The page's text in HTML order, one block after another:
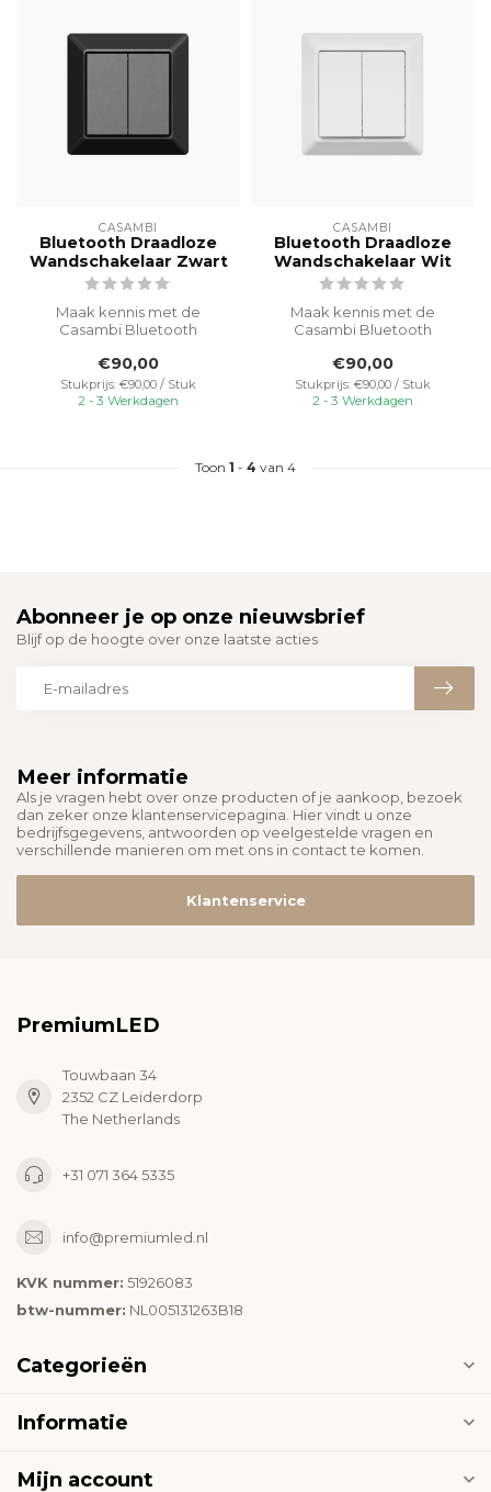
CASAMBI
Bluetooth Draadloze
Wandschakelaar Zwart
Maak kennis met de
Casambi Bluetooth
Wandschakelaar - de
perfecte aanv...
€90,00
Stukprijs: €90,00 / Stuk
2 - 3 Werkdagen
CASAMBI
Bluetooth Draadloze
Wandschakelaar Wit
Maak kennis met de
Casambi Bluetooth
Wandschakelaar - de
perfecte aanv...
€90,00
Stukprijs: €90,00 / Stuk
2 - 3 Werkdagen
Toon 1 - 4 van 4
Meer informatie
Als je vragen hebt over onze producten of je aankoop, bezoek
dan zeker onze klantenservicepagina. Hier vindt u onze
bedrijfsgegevens, antwoorden op veelgestelde vragen en
verschillende manieren om met ons in contact te komen.
Klantenservice
Abonneer je op onze nieuwsbrief
Blijf op de hoogte over onze laatste acties
PremiumLED
Touwbaan 34
2352 CZ Leiderdorp
The Netherlands
+31 071 364 5335
info@premiumled.nl
KVK nummer: 51926083
btw-nummer: NL005131263B18
Categorieën
Informatie
Mijn account